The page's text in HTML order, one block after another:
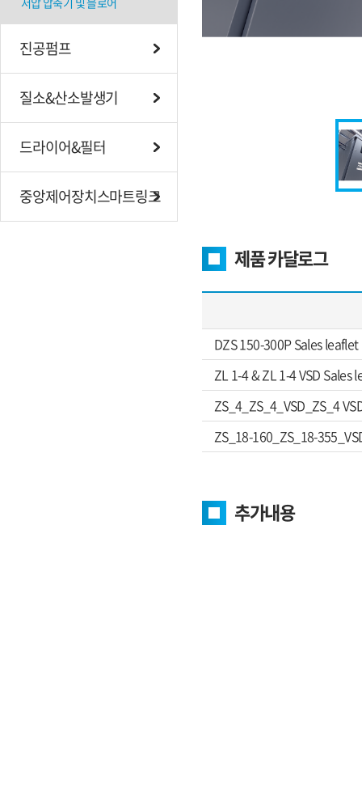
진공펌프
질소&산소발생기
드라이어&필터
중앙제어장치스마트링크
제품 카달로그
DZS 150-300P Sales
ZL 1-4 & ZL 1-4 VSD
ZS_4_ZS_4_VSD_ZS_4
ZS_18-160_ZS_18-
추가내용